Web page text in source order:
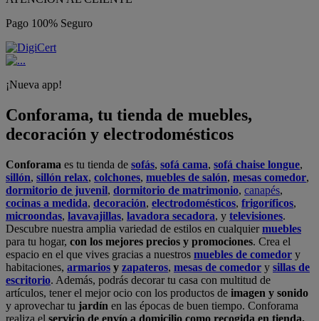
Pago 100% Seguro
¡Nueva app!
Conforama, tu tienda de muebles,
decoración y electrodomésticos
Conforama es tu tienda de sofás, sofá cama, sofá chaise longue,
sillón, sillón relax, colchones, muebles de salón, mesas comedor,
dormitorio de juvenil, dormitorio de matrimonio, canapés,
cocinas a medida, decoración, electrodomésticos, frigoríficos,
microondas, lavavajillas, lavadora secadora, y televisiones.
Descubre nuestra amplia variedad de estilos en cualquiermuebles
para tu hogar, con los mejores precios y promociones. Crea el
espacio en el que vives gracias a nuestros muebles de comedor y
habitaciones, armarios y zapateros, mesas de comedor y sillas de
escritorio. Además, podrás decorar tu casa con multitud de
artículos, tener el mejor ocio con los productos de imagen y sonido
y aprovechar tu jardín en las épocas de buen tiempo. Conforama
realiza el servicio de envío a domicilio como recogida en tienda.